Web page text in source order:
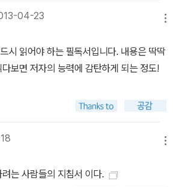
04-23
시 읽어야 하는 필독서입니다. 내용은 딱딱
보면 저자의 능력에 감탄하게 되는 정도!
는 사람들의 지침서 이다.